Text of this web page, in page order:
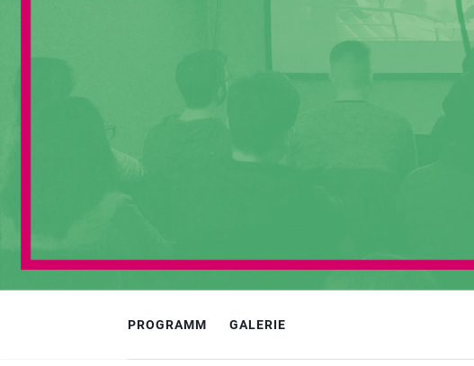
PROGRAMM GALERIE